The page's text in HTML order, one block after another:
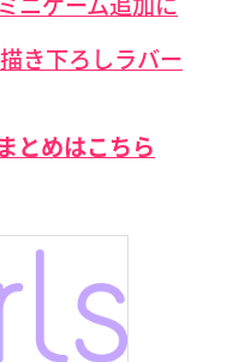
き下ろしラバー
とめはこちら